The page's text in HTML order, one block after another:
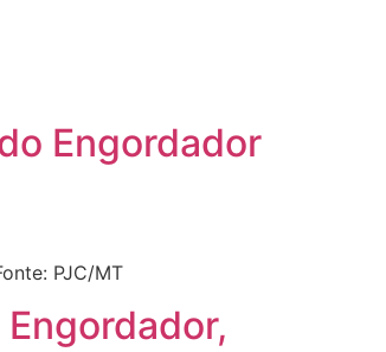
Engordador
PJC/MT